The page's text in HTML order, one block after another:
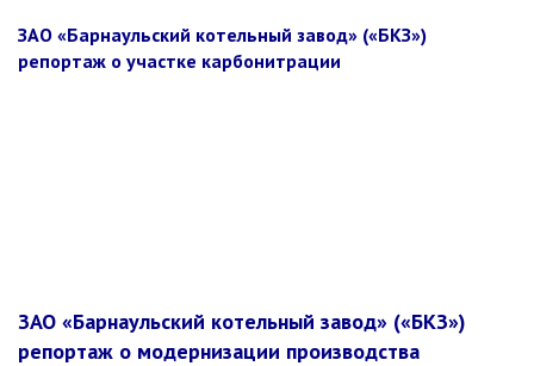
ЗАО «Барнаульский котельный завод» («БКЗ»)
репортаж о участке карбонитрации
ЗАО «Барнаульский котельный завод» («БКЗ»)
репортаж о модернизации производства